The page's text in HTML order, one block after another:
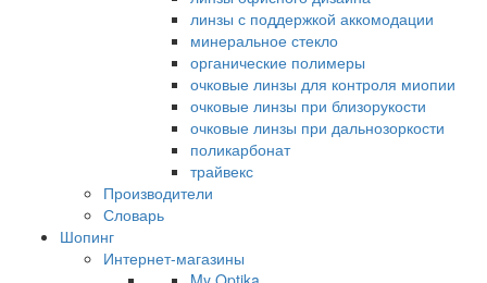
линзы с поддержкой аккомодации
минеральное стекло
органические полимеры
очковые линзы для контроля миопии
очковые линзы при близорукости
очковые линзы при дальнозоркости
поликарбонат
трайвекс
Производители
Словарь
Шопинг
Интернет-магазины